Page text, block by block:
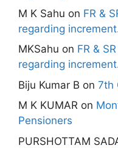
M K Sahu on FR &
regarding
MKSahu on FR &
regarding
Biju Kumar B on 7th
M K KUMAR on
Pensioners
PURSHOTTAM